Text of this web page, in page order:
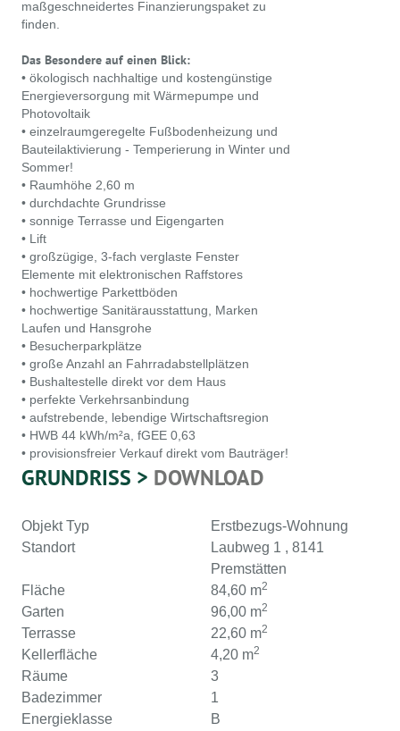
maßgeschneidertes Finanzierungspaket zu
finden.
Das Besondere auf einen Blick:
• ökologisch nachhaltige und kostengünstige
Energieversorgung mit Wärmepumpe und
Photovoltaik
• einzelraumgeregelte Fußbodenheizung und
Bauteilaktivierung - Temperierung in Winter und
Sommer!
• Raumhöhe 2,60 m
• durchdachte Grundrisse
• sonnige Terrasse und Eigengarten
• Lift
• großzügige, 3-fach verglaste Fenster
Elemente mit elektronischen Raffstores
• hochwertige Parkettböden
• hochwertige Sanitärausstattung, Marken
Laufen und Hansgrohe
• Besucherparkplätze
• große Anzahl an Fahrradabstellplätzen
• Bushaltestelle direkt vor dem Haus
• perfekte Verkehrsanbindung
• aufstrebende, lebendige Wirtschaftsregion
• HWB 44 kWh/m²a, fGEE 0,63
• provisionsfreier Verkauf direkt vom Bauträger!
GRUNDRISS > DOWNLOAD
Objekt Typ
Erstbezugs-Wohnung
Standort
Laubweg 1 , 8141
Premstätten
Fläche
84,60 m2
Garten 96,00 m2
Terrasse 22,60 m2
Kellerfläche 4,20 m2
Räume
3
Badezimmer
1
Energieklasse
B